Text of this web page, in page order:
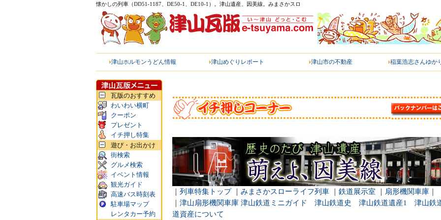
懐かしの列車（DD51-1187、DE50-1、DE10-1）。津山遺産、因美線。みまさかスロ
ーライフ列車。
津山ホルモンうどん情報 津山めぐりレポート 津山市の不動産 稲葉浩志さんゆか
列車特集トップ｜ みまさかスローライフ列車｜ 鉄道展示室 扇形機関車庫｜
津山扇形機関車庫 津山鉄道ミニガイド 津山鉄道史 津山鉄道遺産1
津山鉄
道資産について
瓦版のおすすめ
わいわい横町
クーポン
プレゼント
イチ押し特集
遊び・お出かけ
街検索
グルメ検索
イベント情報
観光ガイド
高速バス時刻表
駐車場マップ
レンタカー予約